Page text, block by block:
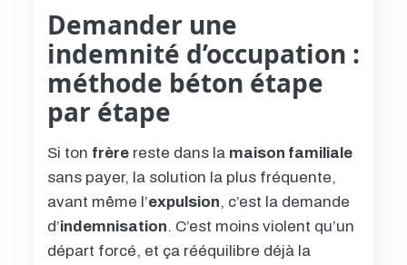
Demander une
indemnité d’occupation :
méthode béton étape
par étape
Si ton frère reste dans la maison familiale
sans payer, la solution la plus fréquente,
avant même l’expulsion, c’est la demande
d’indemnisation. C’est moins violent qu’un
départ forcé, et ça rééquilibre déjà la